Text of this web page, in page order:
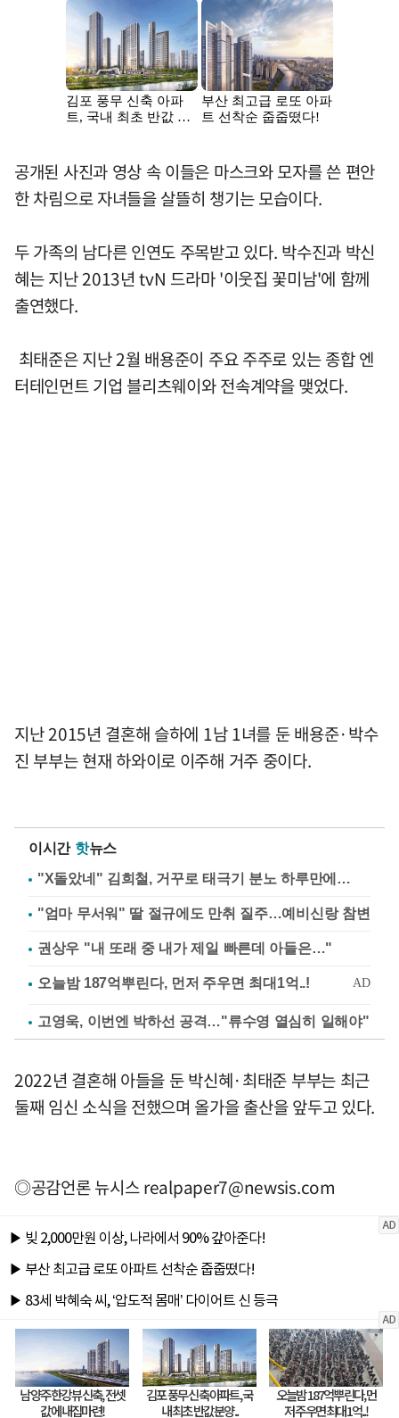
공개된 사진과 영상 속 이들은 마스크와 모자를 쓴 편안
한 차림으로 자녀들을 살뜰히 챙기는 모습이다.
두 가족의 남다른 인연도 주목받고 있다. 박수진과 박신
혜는 지난 2013년 tvN 드라마 '이웃집 꽃미남'에 함께
출연했다.
최태준은 지난 2월 배용준이 주요 주주로 있는 종합 엔
터테인먼트 기업 블리츠웨이와 전속계약을 맺었다.
지난 2015년 결혼해 슬하에 1남 1녀를 둔 배용준·박수
진 부부는 현재 하와이로 이주해 거주 중이다.
이시간 핫뉴스
"X돌았네" 김희철, 거꾸로 태극기 분노 하루만에…
"엄마 무서워" 딸 절규에도 만취 질주…예비신랑 참변
권상우 "내 또래 중 내가 제일 빠른데 아들은…"
고영욱, 이번엔 박하선 공격…"류수영 열심히 일해야"
2022년 결혼해 아들을 둔 박신혜·최태준 부부는 최근
둘째 임신 소식을 전했으며 올가을 출산을 앞두고 있다.
◎공감언론 뉴시스realpaper7@newsis.com